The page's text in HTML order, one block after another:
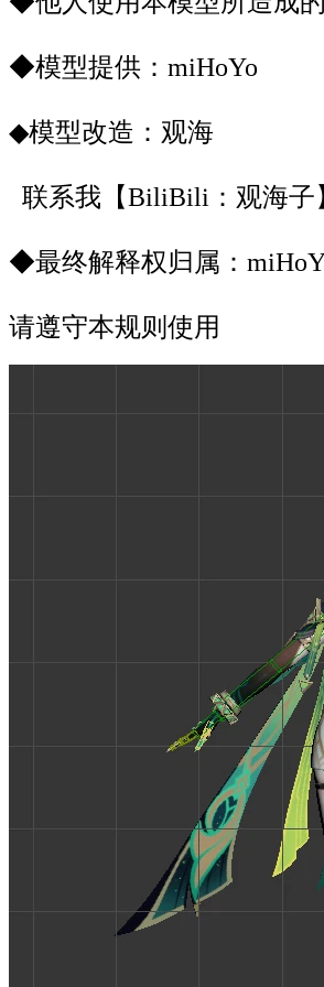
◆模型提供：miHoYo
◆模型改造：观海
联系我【BiliBili：观海子
◆最终解释权归属：
请遵守本规则使用